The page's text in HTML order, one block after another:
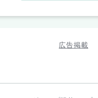
広告掲載